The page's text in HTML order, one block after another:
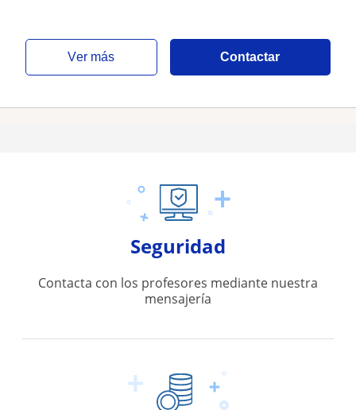
ver más Contactar
Seguridad
Contacta con los profesores mediante nuestra
mensajería